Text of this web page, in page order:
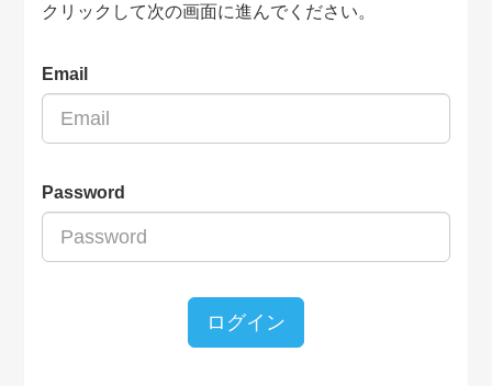
クリックして次の画面に進んでください。
Email
Password
ログイン